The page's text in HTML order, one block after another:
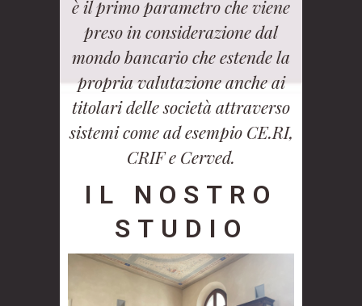
è il primo parametro che viene
preso in considerazione dal
mondo bancario che estende la
propria valutazione anche ai
titolari delle società attraverso
sistemi come ad esempio CE.RI,
CRIF e Cerved.
IL NOSTRO
STUDIO